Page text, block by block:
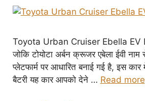
Toyota Urban Cruiser Ebella EV
जोकि टोयोटा अर्बन क्रूजर एबेला ईवी
प्लेटफार्म पर आधारित बनाई गई है, इस
बैटरी यह कार आपको देने … Read more